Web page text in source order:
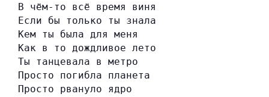
В чём-то всё время виня
Если бы только ты знала
Кем ты была для меня
Как в то дождливое лето
Ты танцевала в метро
Просто погибла планета
Просто рвануло ядро